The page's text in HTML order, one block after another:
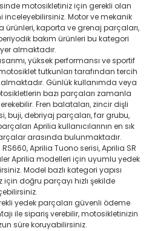
motosikletiniz için gerekli olan
inceleyebilirsiniz. Motor ve mekanik
ürünleri, kaporta ve grenaj parçaları,
bakım ürünleri bu kategori
almaktadır.
yüksek performansı ve sportif
tutkunları tarafından tercih
Günlük kullanımda veya
bazı parçaları zamanla
Fren balataları, zincir dişli
buji, debriyaj parçaları, far grubu,
Aprilia kullanıcılarının en sık
arasında bulunmaktadır.
Aprilia Tuono serisi, Aprilia SR
Aprilia modelleri için uyumlu yedek
Model bazlı kategori yapısı
doğru parçayı hızlı şekilde
yedek parçaları güvenli ödeme
ile sipariş verebilir, motosikletinizin
süre koruyabilirsiniz.